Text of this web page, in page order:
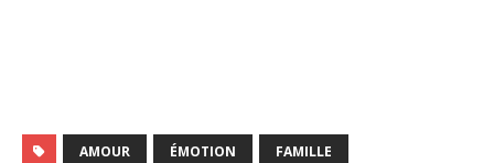
AMOUR ÉMOTION FAMILLE